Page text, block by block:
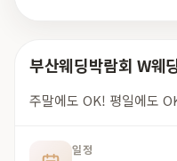
부산웨딩박람회 W웨
주말에도 OK! 평일에도
일정